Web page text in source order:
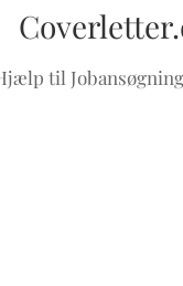
til